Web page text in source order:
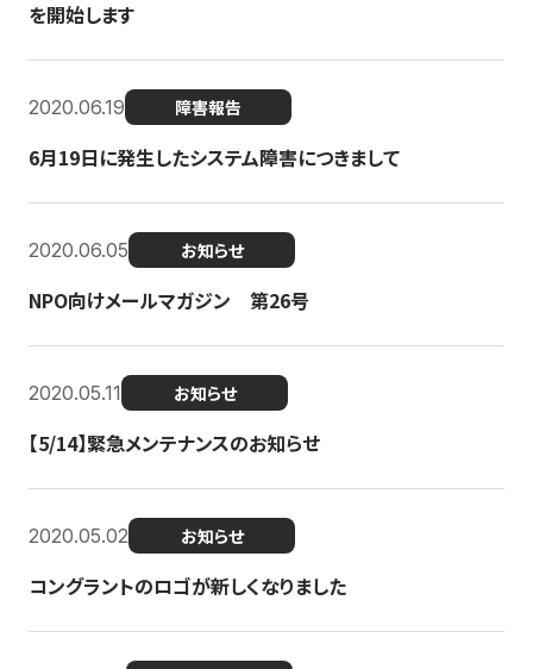
を開始します
2020.06.19 障害報告
6月19日に発生したシステム障害につきまして
2020.06.05 お知らせ
NPO向けメールマガジン 第26号
2020.05.11 お知らせ
【5/14】緊急メンテナンスのお知らせ
2020.05.02 お知らせ
コングラントのロゴが新しくなりました